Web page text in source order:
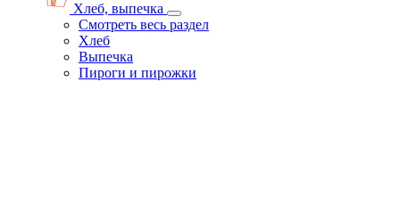
Хлеб, выпечка
Смотреть весь раздел
Хлеб
Выпечка
Пироги и пирожки